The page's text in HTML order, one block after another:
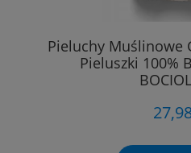
Pieluchy Muślinowe
Pieluszki 100%